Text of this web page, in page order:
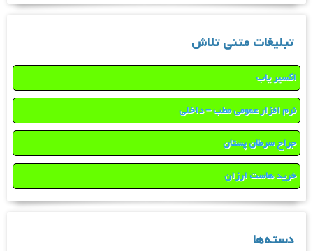
تبلیغات متنی تلاش
اکسیر یاب
نرم افزار عمومی مطب – داخلی
جراح سرطان پستان
خرید هاست ارزان
دسته‌ها